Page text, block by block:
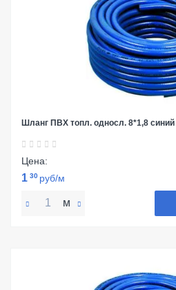
Шланг ПВХ топл. односл. 8*1,8
Цена:
1 30 руб/м
м